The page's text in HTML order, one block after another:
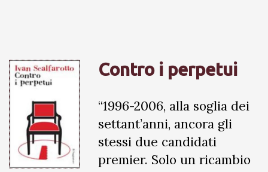
Contro i perpetui
“1996-2006, alla soglia dei
settant’anni, ancora gli
stessi due candidati
premier. Solo un ricambio